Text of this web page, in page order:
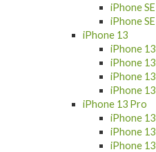
iPhone
iPhone
iPhone 13
iPhone
iPhone 13
iPhone
iPhone
iPhone 13 Pro
iPhone
iPhone
iPhone